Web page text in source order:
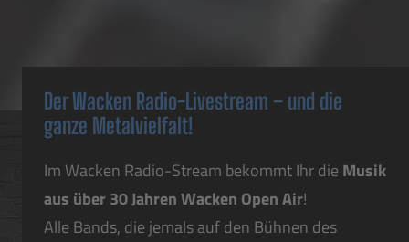
Der Wacken Radio-Livestream – und die
ganze Metalvielfalt!
Im Wacken Radio-Stream bekommt Ihr die Musik
aus über 30 Jahren Wacken Open Air!
Alle Bands, die jemals auf den Bühnen des